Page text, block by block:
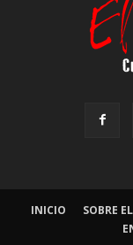
INICIO SOBRE